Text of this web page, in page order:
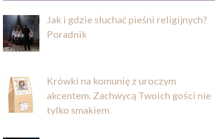
Jak i gdzie słuchać pieśni religijnych?
Poradnik
Krówki na komunię z uroczym
akcentem. Zachwycą Twoich gości nie
tylko smakiem